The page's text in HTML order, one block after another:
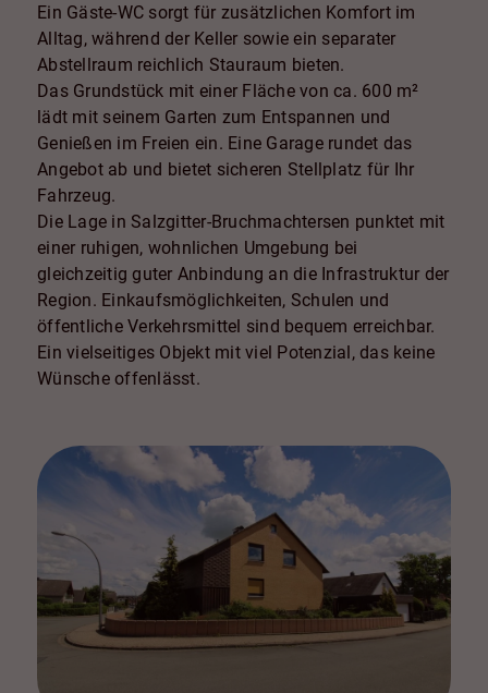
Ein Gäste-WC sorgt für zusätzlichen Komfort im
Alltag, während der Keller sowie ein separater
Abstellraum reichlich Stauraum bieten.
Das Grundstück mit einer Fläche von ca. 600 m²
lädt mit seinem Garten zum Entspannen und
Genießen im Freien ein. Eine Garage rundet das
Angebot ab und bietet sicheren Stellplatz für Ihr
Fahrzeug.
Die Lage in Salzgitter-Bruchmachtersen punktet mit
einer ruhigen, wohnlichen Umgebung bei
gleichzeitig guter Anbindung an die Infrastruktur der
Region. Einkaufsmöglichkeiten, Schulen und
öffentliche Verkehrsmittel sind bequem erreichbar.
Ein vielseitiges Objekt mit viel Potenzial, das keine
Wünsche offenlässt.